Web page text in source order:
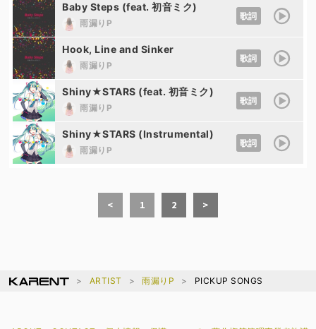
Baby Steps (feat. 初音ミク)
雨漏りP
歌詞
Hook, Line and Sinker
雨漏りP
歌詞
Shiny★STARS (feat. 初音ミク)
雨漏りP
歌詞
Shiny★STARS (Instrumental)
雨漏りP
歌詞
< 1 2 >
ARTIST 雨漏りP PICKUP SONGS